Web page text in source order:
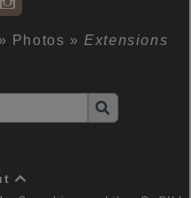
» Photos »Extensions
